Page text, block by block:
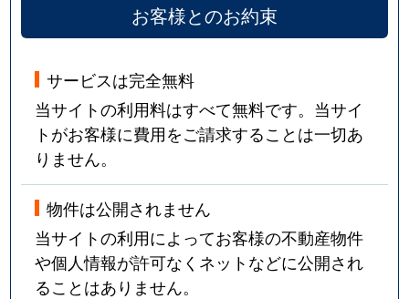
お客様とのお約束
サービスは完全無料
当サイトの利用料はすべて無料です。当サイ
トがお客様に費用をご請求することは一切あ
りません。
物件は公開されません
当サイトの利用によってお客様の不動産物件
や個人情報が許可なくネットなどに公開され
ることはありません。